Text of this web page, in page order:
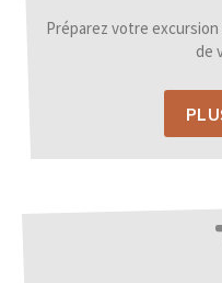
Préparez votre
de